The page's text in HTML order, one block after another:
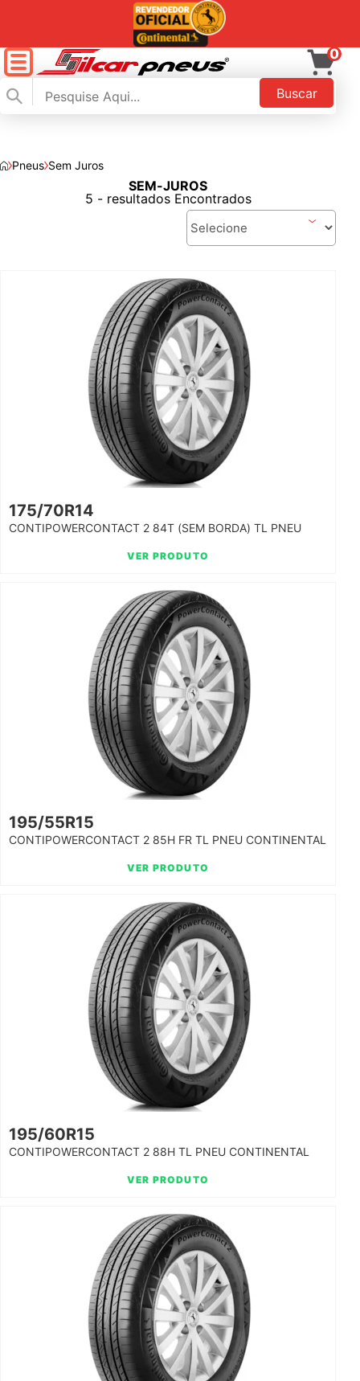
Buscar
0
Pneus Sem Juros
SEM-JUROS
5 - resultados Encontrados
175/70R14
CONTIPOWERCONTACT 2 84T (SEM BORDA) TL PNEU
VER PRODUTO
195/55R15
CONTIPOWERCONTACT 2 85H FR TL PNEU CONTINENTAL
VER PRODUTO
195/60R15
CONTIPOWERCONTACT 2 88H TL PNEU CONTINENTAL
VER PRODUTO